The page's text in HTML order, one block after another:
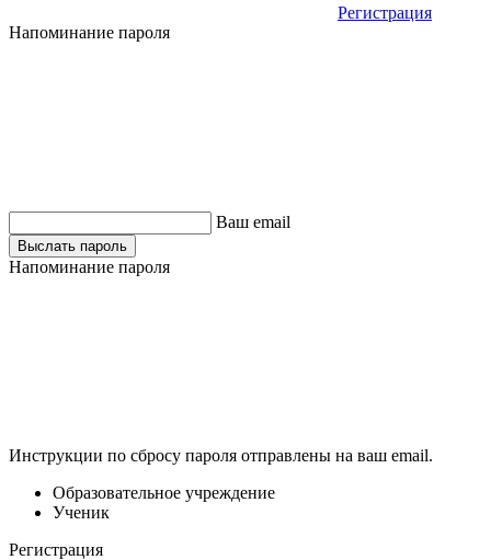
Регистрация
Напоминание пароля
Ваш email
Выслать пароль
Напоминание пароля
Инструкции по сбросу пароля отправлены на ваш email.
Образовательное учреждение
Ученик
Регистрация